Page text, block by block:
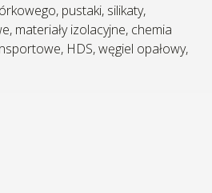
pustaki, silikaty,
materiały izolacyjne, chemia
HDS, węgiel opałowy,